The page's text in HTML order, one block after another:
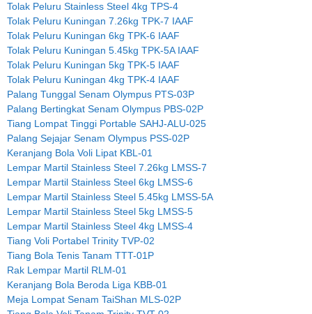
Tolak Peluru Stainless Steel 4kg TPS-4
Tolak Peluru Kuningan 7.26kg TPK-7 IAAF
Tolak Peluru Kuningan 6kg TPK-6 IAAF
Tolak Peluru Kuningan 5.45kg TPK-5A IAAF
Tolak Peluru Kuningan 5kg TPK-5 IAAF
Tolak Peluru Kuningan 4kg TPK-4 IAAF
Palang Tunggal Senam Olympus PTS-03P
Palang Bertingkat Senam Olympus PBS-02P
Tiang Lompat Tinggi Portable SAHJ-ALU-025
Palang Sejajar Senam Olympus PSS-02P
Keranjang Bola Voli Lipat KBL-01
Lempar Martil Stainless Steel 7.26kg LMSS-7
Lempar Martil Stainless Steel 6kg LMSS-6
Lempar Martil Stainless Steel 5.45kg LMSS-5A
Lempar Martil Stainless Steel 5kg LMSS-5
Lempar Martil Stainless Steel 4kg LMSS-4
Tiang Voli Portabel Trinity TVP-02
Tiang Bola Tenis Tanam TTT-01P
Rak Lempar Martil RLM-01
Keranjang Bola Beroda Liga KBB-01
Meja Lompat Senam TaiShan MLS-02P